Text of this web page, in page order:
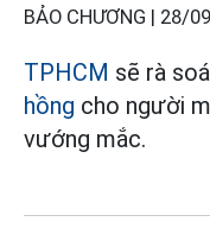
BẢO CHƯƠNG | 28/
TPHCM sẽ rà
hồng cho người
vướng mắc.